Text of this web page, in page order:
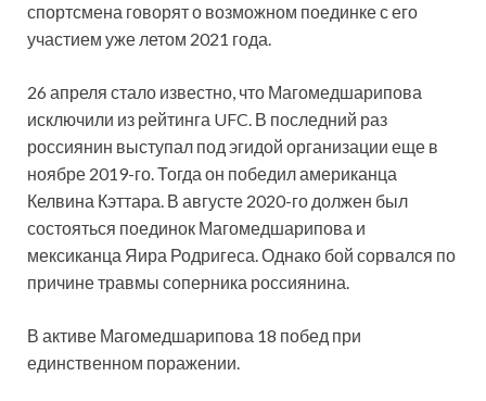
спортсмена говорят о возможном поединке с его
участием уже летом 2021 года.
26 апреля стало известно, что Магомедшарипова
исключили из рейтинга UFC. В последний раз
россиянин выступал под эгидой организации еще в
ноябре 2019-го. Тогда он победил американца
Келвина Кэттара. В августе 2020-го должен был
состояться поединок Магомедшарипова и
мексиканца Яира Родригеса. Однако бой сорвался по
причине травмы соперника россиянина.
В активе Магомедшарипова 18 побед при
единственном поражении.